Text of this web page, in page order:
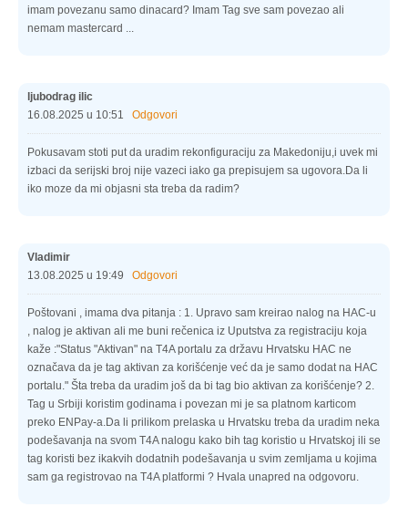
imam povezanu samo dinacard? Imam Tag sve sam povezao ali
nemam mastercard ...
ljubodrag ilic
16.08.2025 u 10:51 Odgovori
Pokusavam stoti put da uradim rekonfiguraciju za Makedoniju,i uvek mi
izbaci da serijski broj nije vazeci iako ga prepisujem sa ugovora.Da li
iko moze da mi objasni sta treba da radim?
Vladimir
13.08.2025 u 19:49 Odgovori
Poštovani , imama dva pitanja : 1. Upravo sam kreirao nalog na HAC-u
, nalog je aktivan ali me buni rečenica iz Uputstva za registraciju koja
kaže :"Status "Aktivan" na T4A portalu za državu Hrvatsku HAC ne
označava da je tag aktivan za korišćenje već da je samo dodat na HAC
portalu." Šta treba da uradim još da bi tag bio aktivan za korišćenje? 2.
Tag u Srbiji koristim godinama i povezan mi je sa platnom karticom
preko ENPay-a.Da li prilikom prelaska u Hrvatsku treba da uradim neka
podešavanja na svom T4A nalogu kako bih tag koristio u Hrvatskoj ili se
tag koristi bez ikakvih dodatnih podešavanja u svim zemljama u kojima
sam ga registrovao na T4A platformi ? Hvala unapred na odgovoru.